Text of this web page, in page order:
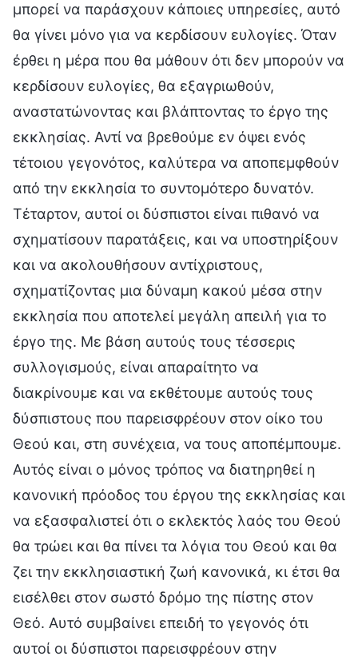
μπορεί να παράσχουν κάποιες υπηρεσίες, αυτό
θα γίνει μόνο για να κερδίσουν ευλογίες. Όταν
έρθει η μέρα που θα μάθουν ότι δεν μπορούν να
κερδίσουν ευλογίες, θα εξαγριωθούν,
αναστατώνοντας και βλάπτοντας το έργο της
εκκλησίας. Αντί να βρεθούμε εν όψει ενός
τέτοιου γεγονότος, καλύτερα να αποπεμφθούν
από την εκκλησία το συντομότερο δυνατόν.
Τέταρτον, αυτοί οι δύσπιστοι είναι πιθανό να
σχηματίσουν παρατάξεις, και να υποστηρίξουν
και να ακολουθήσουν αντίχριστους,
σχηματίζοντας μια δύναμη κακού μέσα στην
εκκλησία που αποτελεί μεγάλη απειλή για το
έργο της. Με βάση αυτούς τους τέσσερις
συλλογισμούς, είναι απαραίτητο να
διακρίνουμε και να εκθέτουμε αυτούς τους
δύσπιστους που παρεισφρέουν στον οίκο του
Θεού και, στη συνέχεια, να τους αποπέμπουμε.
Αυτός είναι ο μόνος τρόπος να διατηρηθεί η
κανονική πρόοδος του έργου της εκκλησίας και
να εξασφαλιστεί ότι ο εκλεκτός λαός του Θεού
θα τρώει και θα πίνει τα λόγια του Θεού και θα
ζει την εκκλησιαστική ζωή κανονικά, κι έτσι θα
εισέλθει στον σωστό δρόμο της πίστης στον
Θεό. Αυτό συμβαίνει επειδή το γεγονός ότι
αυτοί οι δύσπιστοι παρεισφρέουν στην